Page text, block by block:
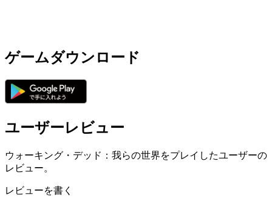
ゲームダウンロード
ユーザーレビュー
ウォーキング・デッド：我らの世界をプレイしたユーザーの
レビュー。
レビューを書く